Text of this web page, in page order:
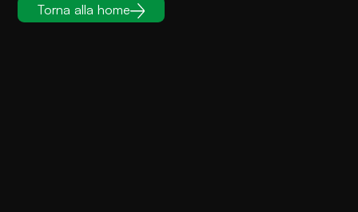
Torna alla home